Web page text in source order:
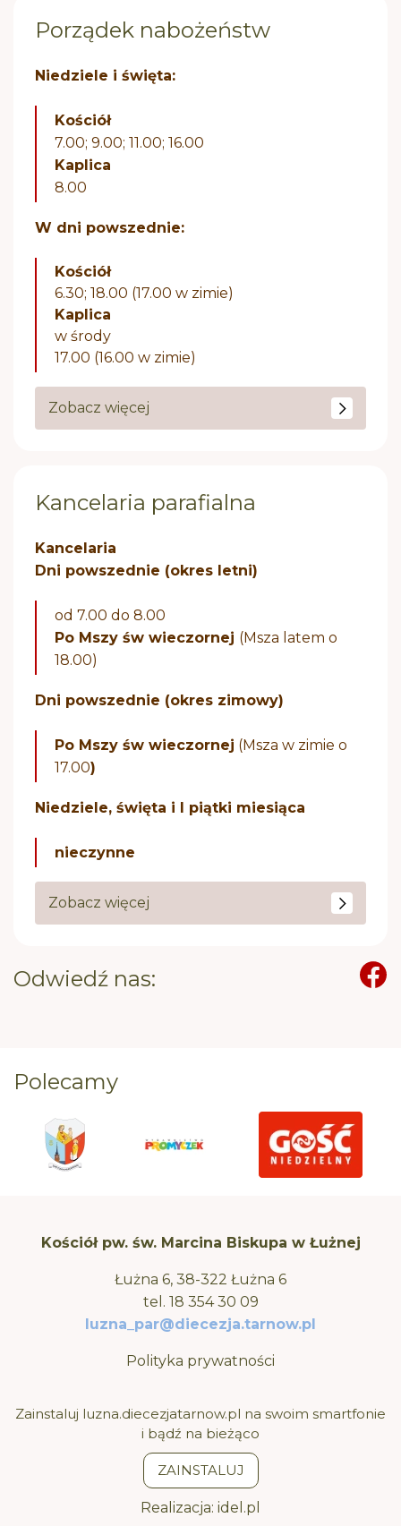
Porządek nabożeństw
Niedziele i święta:
Kościół
7.00; 9.00; 11.00; 16.00
Kaplica
8.00
W dni powszednie:
Kościół
6.30; 18.00 (17.00 w zimie)
Kaplica
w środy
17.00 (16.00 w zimie)
Zobacz więcej
Kancelaria parafialna
Kancelaria
Dni powszednie (okres letni)
od 7.00 do 8.00
Po Mszy św wieczornej (Msza latem o
18.00)
Dni powszednie (okres zimowy)
Po Mszy św wieczornej (Msza w zimie o
17.00)
Niedziele, święta i I piątki miesiąca
nieczynne
Zobacz więcej
Odwiedź nas:
Polecamy
Kościół pw. św. Marcina Biskupa w Łużnej
Łużna 6, 38-322 Łużna 6
tel. 18 354 30 09
luzna_par@diecezja.tarnow.pl
Polityka prywatności
Zainstaluj luzna.diecezjatarnow.pl na swoim smartfonie
i bądź na bieżąco
ZAINSTALUJ
Realizacja: idel.pl